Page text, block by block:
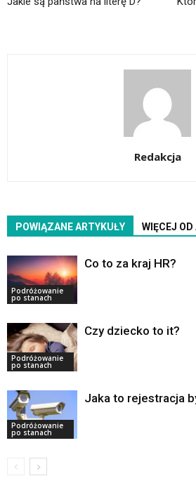
Redakcja
POWIĄZANE ARTYKUŁY WIĘCEJ
Podróżowanie
po stanach
Co to za kraj HR?
Podróżowanie
po stanach
Czy dziecko to it?
Podróżowanie
po stanach
Jaka to rejestracja